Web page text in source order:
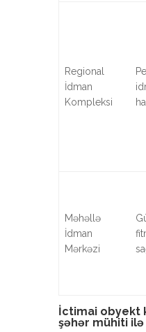
Regional
İdman
Kompleksi
Məhəllə
İdman
Mərkəzi
İctimai obyekt
şəhər mühiti